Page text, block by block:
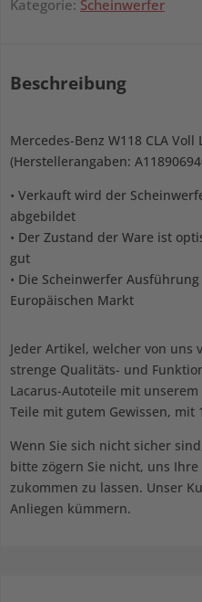
Beschreibung
Mercedes-Benz W118 CLA
(Herstellerangaben:
• Verkauft wird der
abgebildet
• Der Zustand der Ware ist
gut
• Die Scheinwerfer
Europäischen Markt
Jeder Artikel, welcher von
strenge Qualitäts- und
Lacarus-Autoteile mit
Teile mit gutem Gewissen, mit
Wenn Sie sich nicht sicher
bitte zögern Sie nicht, uns
zukommen zu lassen. Unser
Anliegen kümmern.
Kategorie: Scheinwerfer